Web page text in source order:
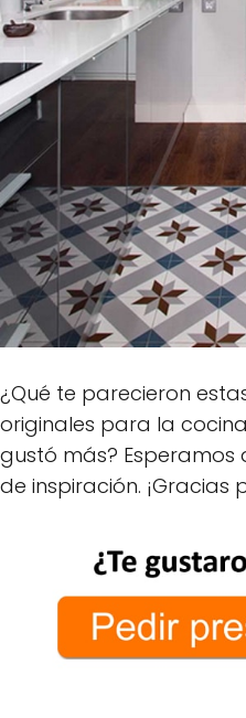
¿Qué te parecieron
originales para la
gustó más? Esperamos
de inspiración. ¡Gracias